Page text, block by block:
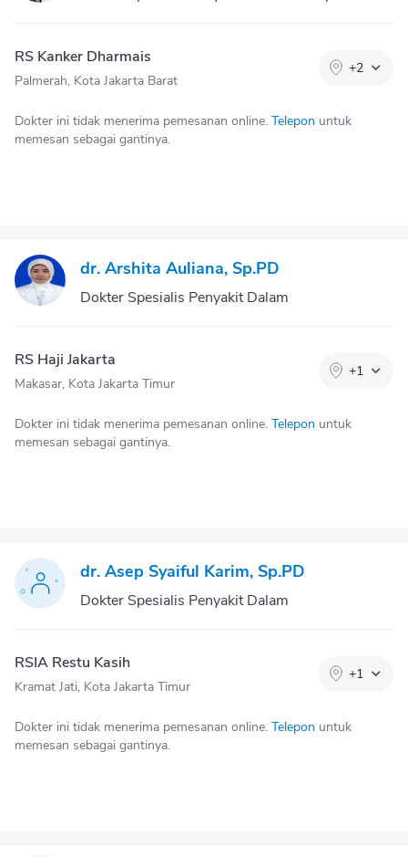
RS Kanker Dharmais
Palmerah, Kota Jakarta Barat
+2
Dokter ini tidak menerima pemesanan online. Telepon untuk
memesan sebagai gantinya.
dr. Arshita Auliana, Sp.PD
Dokter Spesialis Penyakit Dalam
RS Haji Jakarta
Makasar, Kota Jakarta Timur
+1
Dokter ini tidak menerima pemesanan online. Telepon untuk
memesan sebagai gantinya.
dr. Asep Syaiful Karim, Sp.PD
Dokter Spesialis Penyakit Dalam
RSIA Restu Kasih
Kramat Jati, Kota Jakarta Timur
+1
Dokter ini tidak menerima pemesanan online. Telepon untuk
memesan sebagai gantinya.